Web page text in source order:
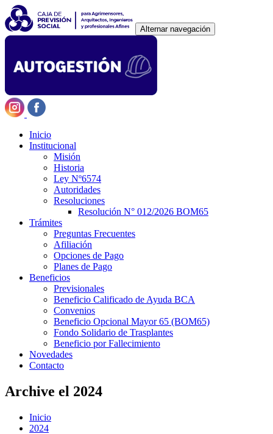
Alternar navegación
Inicio
Institucional
Misión
Historia
Ley Nº6574
Autoridades
Resoluciones
Resolución N° 012/2026 BOM65
Trámites
Preguntas Frecuentes
Afiliación
Opciones de Pago
Planes de Pago
Beneficios
Previsionales
Beneficio Calificado de Ayuda BCA
Convenios
Beneficio Opcional Mayor 65 (BOM65)
Fondo Solidario de Trasplantes
Beneficio por Fallecimiento
Novedades
Contacto
Archive el 2024
Inicio
2024